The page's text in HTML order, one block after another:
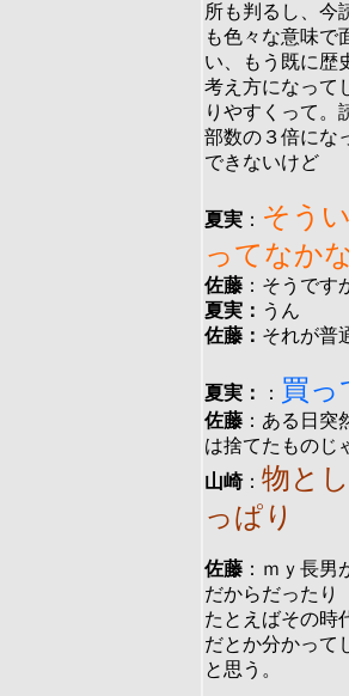
所も判るし、今
も色々な意味で
い、もう既に歴
考え方になっ
りやすくって
部数の３倍にな
できないけど
夏実 ： そう
ってなか
佐藤 ：そうです
夏実： うん
佐藤： それが普
夏実： ： 買っ
佐藤 ：ある日
は捨てたものじ
山崎： 物と
っぱり
佐藤 ：ｍｙ長
だからだった
たとえばその時
だとか分かって
と思う。